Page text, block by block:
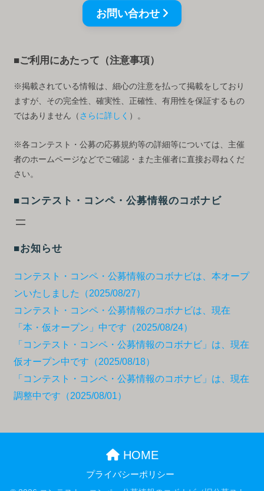
お問い合わせ
■ご利用にあたって（注意事項）
※掲載されている情報は、細心の注意を払って掲載をしており
ますが、その完全性、確実性、正確性、有用性を保証するもの
ではありません（ さらに詳しく ）。
※各コンテスト・公募の応募規約等の詳細等については、主催
者のホームページなどでご確認・また主催者に直接お尋ねくだ
さい。
■コンテスト・コンペ・公募情報のコボナビ
■お知らせ
コンテスト・コンペ・公募情報のコボナビは、本オープ
ンいたしました（2025/08/27）
コンテスト・コンペ・公募情報のコボナビは、現在
「本・仮オープン」中です（2025/08/24）
「コンテスト・コンペ・公募情報のコボナビ」は、現在
仮オープン中です（2025/08/18）
「コンテスト・コンペ・公募情報のコボナビ」は、現在
調整中です（2025/08/01）
HOME
プライバシーポリシー